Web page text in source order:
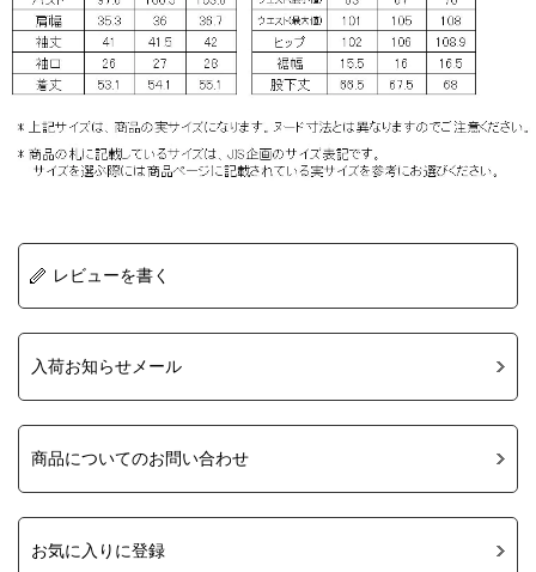
レビューを書く
入荷お知らせメール
商品についてのお問い合わせ
お気に入りに登録